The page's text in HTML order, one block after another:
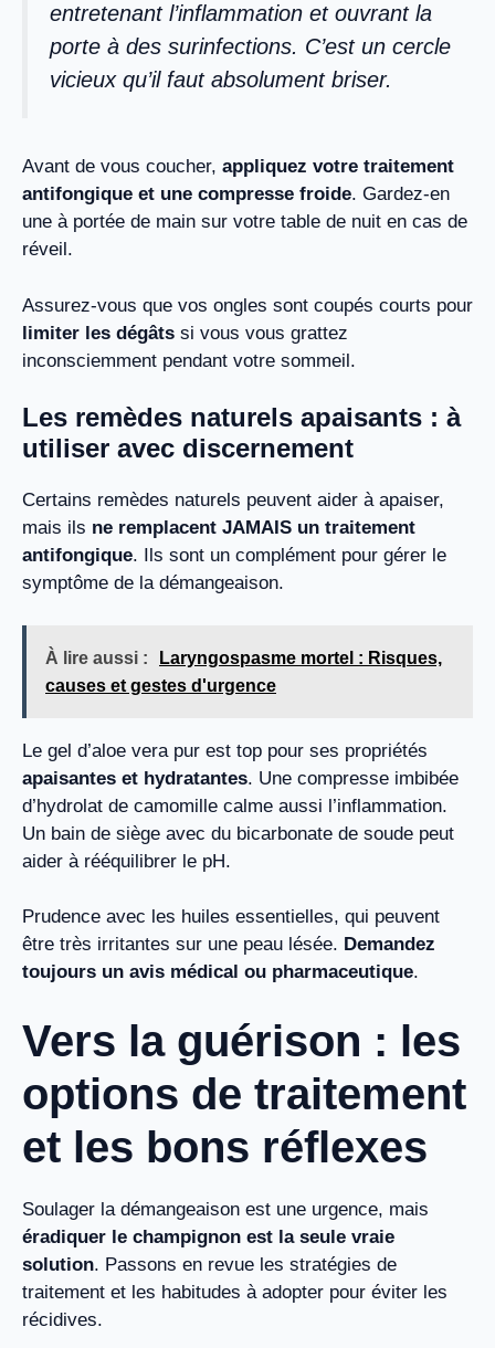
entretenant l’inflammation et ouvrant la
porte à des surinfections. C’est un cercle
vicieux qu’il faut absolument briser.
Avant de vous coucher, appliquez votre traitement
antifongique et une compresse froide. Gardez-en
une à portée de main sur votre table de nuit en cas de
réveil.
Assurez-vous que vos ongles sont coupés courts pour
limiter les dégâts si vous vous grattez
inconsciemment pendant votre sommeil.
Les remèdes naturels apaisants : à
utiliser avec discernement
Certains remèdes naturels peuvent aider à apaiser,
mais ils ne remplacent JAMAIS un traitement
antifongique. Ils sont un complément pour gérer le
symptôme de la démangeaison.
À lire aussi :
Laryngospasme mortel : Risques,
causes et gestes d'urgence
Le gel d’aloe vera pur est top pour ses propriétés
apaisantes et hydratantes. Une compresse imbibée
d’hydrolat de camomille calme aussi l’inflammation.
Un bain de siège avec du bicarbonate de soude peut
aider à rééquilibrer le pH.
Prudence avec les huiles essentielles, qui peuvent
être très irritantes sur une peau lésée. Demandez
toujours un avis médical ou pharmaceutique.
Vers la guérison : les
options de traitement
et les bons réflexes
Soulager la démangeaison est une urgence, mais
éradiquer le champignon est la seule vraie
solution. Passons en revue les stratégies de
traitement et les habitudes à adopter pour éviter les
récidives.